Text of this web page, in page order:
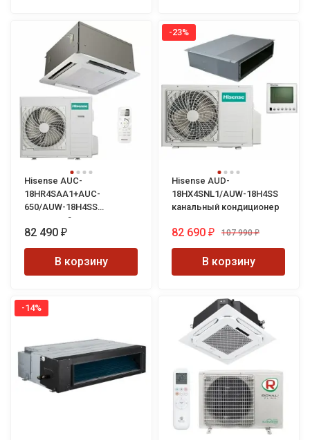
Hisense AUC-
18HR4SAA1+AUC-
650/AUW-18H4SS
кассетный кондиционер
82 490 ₽
В корзину
-23%
Hisense AUD-
18HX4SNL1/AUW-18H4SS
канальный кондиционер
82 690 ₽ 107 990 ₽
В корзину
-14%